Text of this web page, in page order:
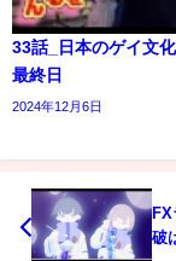
33話_日本のゲイ文化
最終日
2024年12月6日
破